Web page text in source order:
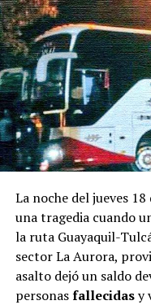
La noche del jueves
una tragedia cuando
la ruta Guayaquil-
sector La Aurora,
asalto dejó un saldo
personasfallecidasy